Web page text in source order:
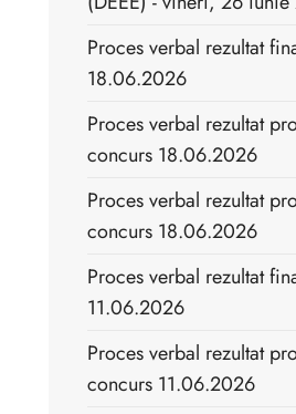
Proces verbal rezultat
18.06.2026
Proces verbal rezultat
concurs 18.06.2026
Proces verbal rezultat
concurs 18.06.2026
Proces verbal rezultat
11.06.2026
Proces verbal rezultat
concurs 11.06.2026